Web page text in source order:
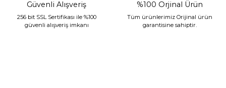
Güvenli Alışveriş
256 bit SSL Sertifikası ile %100
güvenli alışveriş imkanı
%100 Orjinal Ürün
Tüm ürünlerimiz Orijinal ürün
garantisine sahiptir.